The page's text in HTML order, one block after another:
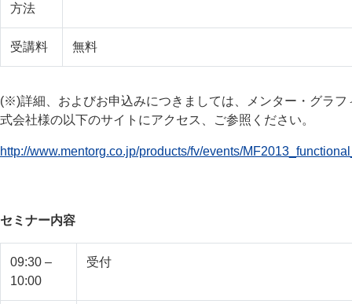
方法
受講料 無料
(※)詳細、およびお申込みにつきましては、メンター・グラフ
式会社様の以下のサイトにアクセス、ご参照ください。
http://www.mentorg.co.jp/products/fv/events/
セミナー内容
09:30 –
10:00
受付